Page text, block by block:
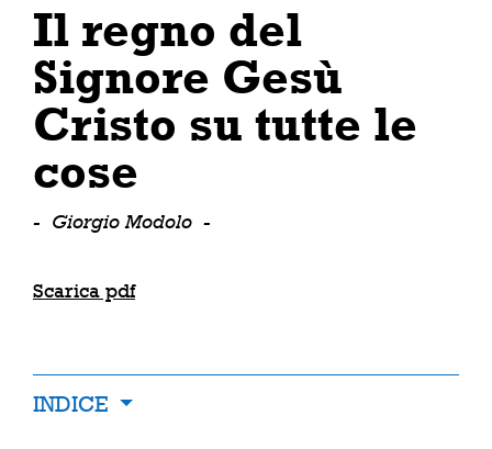
Il regno del
Signore Gesù
Cristo su tutte le
cose
- Giorgio Modolo -
Scarica pdf
INDICE